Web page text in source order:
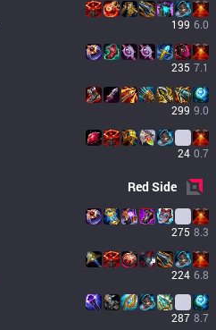
199 6.0
235 7.1
299 9.0
24 0.7
RedSide
275 8.3
224 6.8
287 8.7